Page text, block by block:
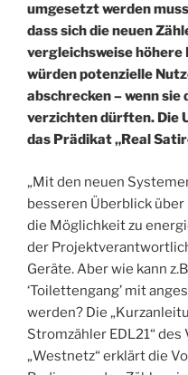
umgesetzt werden
dass sich die neuen
vergleichsweise
würden potenzielle
abschrecken – wenn sie
verzichten dürften. Die
das Prädikat „Real
„Mit den neuen
besseren Überblick
die Möglichkeit zu
der
Geräte. Aber wie kann
‘Toilettengang’ mit
werden? Die
Stromzähler EDL21“
„Westnetz“ erklärt die